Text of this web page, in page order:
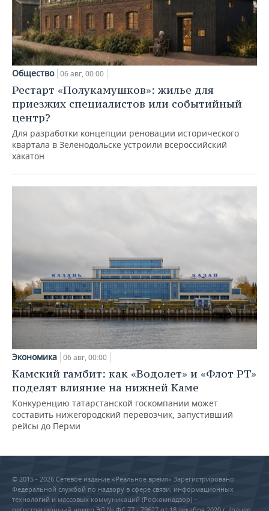
Общество 06 авг, 00:00
Рестарт «Полукамушков»: жилье для
приезжих специалистов или событийный
центр?
Для разработки концепции реновации исторического
квартала в Зеленодольске устроили всероссийский
хакатон
Экономика 06 авг, 00:00
Камский гамбит: как «Водолет» и «Флот РТ»
поделят влияние на нижней Каме
Конкуренцию татарстанской госкомпании может
составить нижегородский перевозчик, запустивший
рейсы до Перми
© 2015 - 2026 Сетевое издание «Реальное время» Зарегистрировано
Федеральной службой по надзору в сфере связи, информационных
технологий и массовых коммуникаций (Роскомнадзор) –